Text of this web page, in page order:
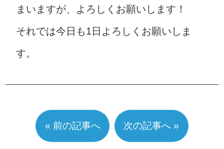
まいますが、よろしくお願いします！
それでは今日も1日よろしくお願いしま
す。
« 前の記事へ 次の記事へ »